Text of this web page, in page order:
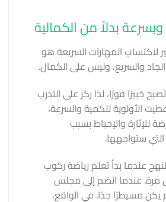
لاكتساب المهارات السريعة هو
الجاد والسريع، وليس على الكمال.
خبيرًا فورًا، لذا ركز على التدرب
الأولوية للكمية والسرعة،
للإثارة والإحباط بسبب
ستواجهها.
عندما بدأ تعلم رياضة ركوب
مرة. عندما انضم إلى مجلس
يكن مسيطرًا جدًا. في الواقع،